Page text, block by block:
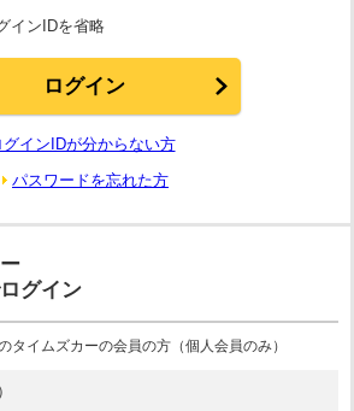
インIDを省略
グインIDが分からない方
パスワードを忘れた方
グイン
タイムズカーの会員の方（個人会員のみ）